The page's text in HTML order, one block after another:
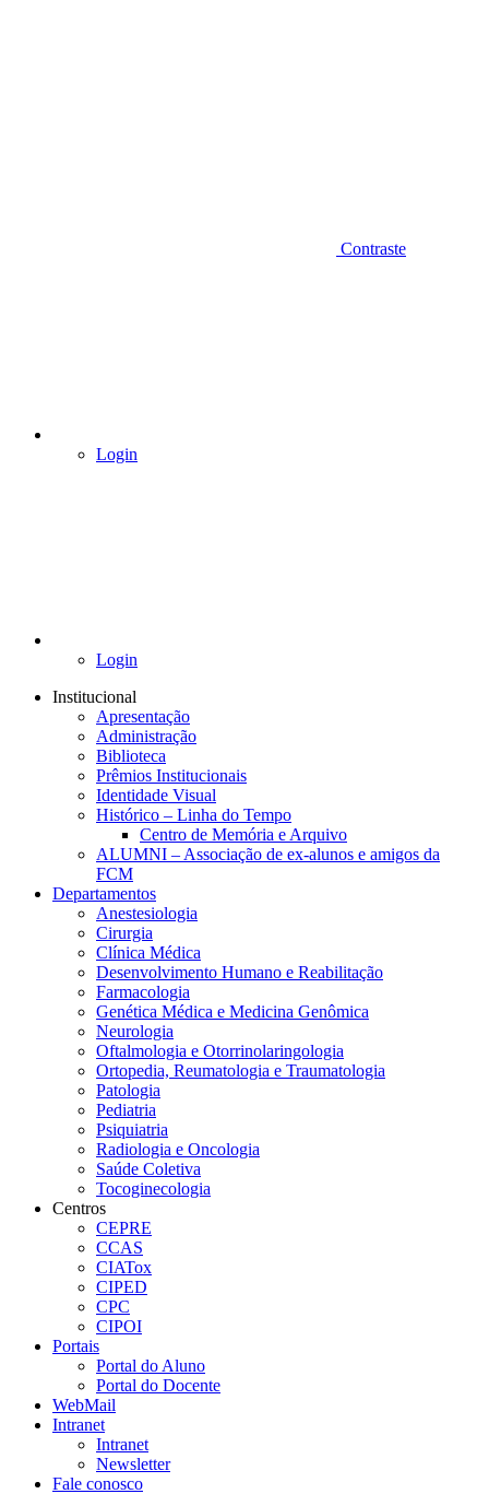
Contraste
Login
Login
Institucional
Apresentação
Administração
Biblioteca
Prêmios Institucionais
Identidade Visual
Histórico – Linha do Tempo
Centro de Memória e Arquivo
ALUMNI – Associação de ex-alunos e amigos da
FCM
Departamentos
Anestesiologia
Cirurgia
Clínica Médica
Desenvolvimento Humano e Reabilitação
Farmacologia
Genética Médica e Medicina Genômica
Neurologia
Oftalmologia e Otorrinolaringologia
Ortopedia, Reumatologia e Traumatologia
Patologia
Pediatria
Psiquiatria
Radiologia e Oncologia
Saúde Coletiva
Tocoginecologia
Centros
CEPRE
CCAS
CIATox
CIPED
CPC
CIPOI
Portais
Portal do Aluno
Portal do Docente
WebMail
Intranet
Intranet
Newsletter
Fale conosco